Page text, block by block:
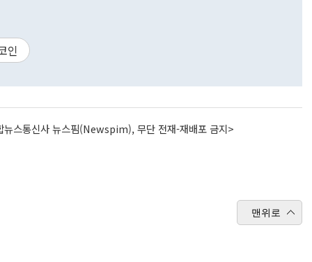
인
뉴스통신사 뉴스핌(Newspim), 무단 전재-재배포 금지>
맨위로